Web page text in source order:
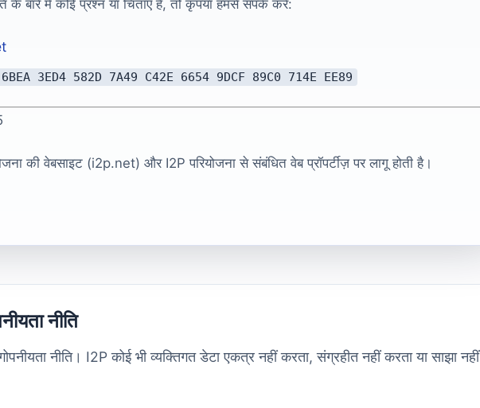
के बारे में कोई प्रश्न या चिंताएँ हैं, तो कृपया हमसे संपर्क करें:
6BEA 3ED4 582D 7A49 C42E 6654 9DCF 89C0 714E EE89
की वेबसाइट (i2p.net) और I2P परियोजना से संबंधित वेब प्रॉपर्टीज़ पर लागू होती है।
नीति
नीति। I2P कोई भी व्यक्तिगत डेटा एकत्र नहीं करता, संग्रहीत नहीं करता या साझा नहीं